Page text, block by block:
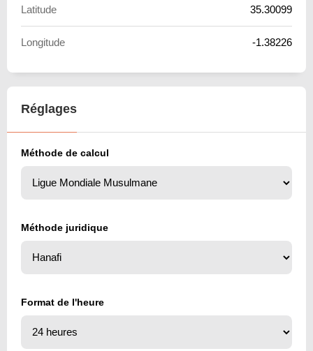
Latitude 35.30099
Longitude -1.38226
Réglages
Méthode de calcul
Méthode juridique
Format de l'heure